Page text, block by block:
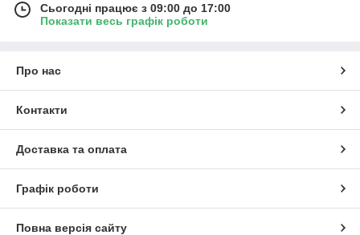
Сьогодні працює з 09:00 до 17:00
Показати весь графік роботи
Про нас
Контакти
Доставка та оплата
Графік роботи
Повна версія сайту